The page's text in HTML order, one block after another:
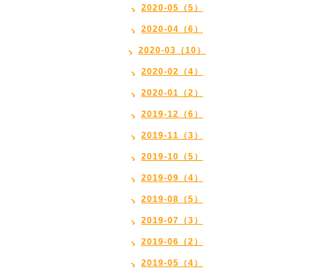
2020-05（5）
2020-04（6）
2020-03（10）
2020-02（4）
2020-01（2）
2019-12（6）
2019-11（3）
2019-10（5）
2019-09（4）
2019-08（5）
2019-07（3）
2019-06（2）
2019-05（4）